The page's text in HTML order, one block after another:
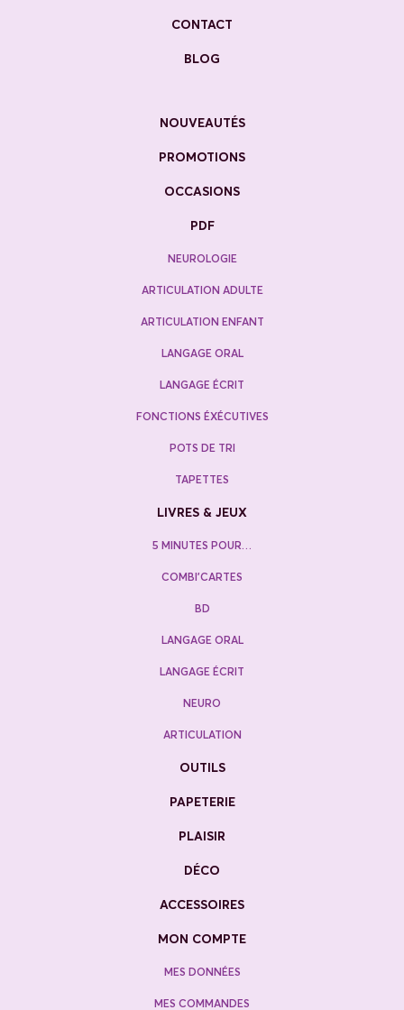
CONTACT
BLOG
NOUVEAUTÉS
PROMOTIONS
OCCASIONS
PDF
NEUROLOGIE
ARTICULATION ADULTE
ARTICULATION ENFANT
LANGAGE ORAL
LANGAGE ÉCRIT
FONCTIONS ÉXÉCUTIVES
POTS DE TRI
TAPETTES
LIVRES & JEUX
5 MINUTES POUR…
COMBI’CARTES
BD
LANGAGE ORAL
LANGAGE ÉCRIT
NEURO
ARTICULATION
OUTILS
PAPETERIE
PLAISIR
DÉCO
ACCESSOIRES
MON COMPTE
MES DONNÉES
MES COMMANDES